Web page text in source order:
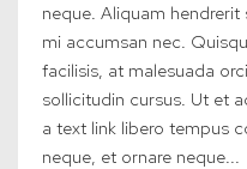
neque. Aliquam
mi accumsan nec.
facilisis, at malesuada
sollicitudin cursus. Ut et
a text link libero tempus
neque, et ornare neque...